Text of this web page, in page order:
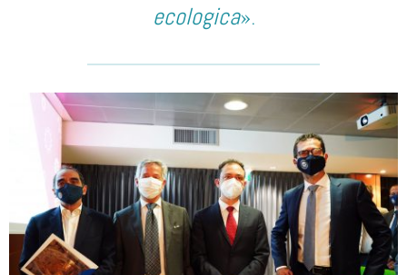
ecologica».